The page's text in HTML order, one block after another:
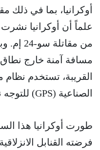
علماً أن أوكرانيا
من
مسافة آمنة خارج نطاق
القريبة، تستخدم نظام
الصناعية (GPS) للتوجه نحو الهدف.
طورت أوكرانيا هذا
فرضته القنابل